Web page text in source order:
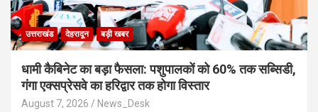
उत्तराखंड देहरादून बड़ी खबर
​धामी कैबिनेट का बड़ा फैसला: पशुपालकों को 60% तक सब्सिडी,
गंगा एक्सप्रेसवे का हरिद्वार तक होगा विस्तार
August 7, 2026 News_Desk